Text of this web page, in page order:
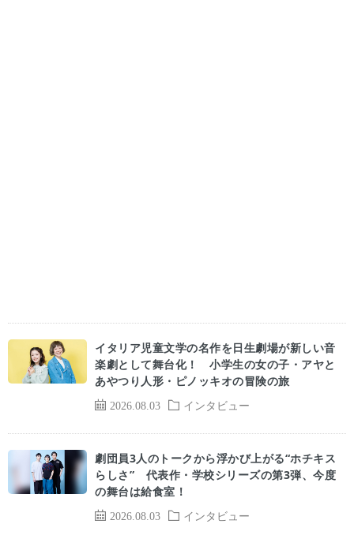
2026.08.03 インタビュー
イタリア児童文学の名作を日生劇場が新しい音
楽劇として舞台化！ 小学生の女の子・アヤと
あやつり人形・ピノッキオの冒険の旅
2026.08.03 インタビュー
劇団員3人のトークから浮かび上がる“ホチキス
らしさ” 代表作・学校シリーズの第3弾、今度
の舞台は給食室！